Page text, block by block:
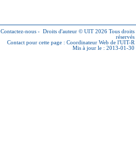
Contactez-nous - Droits d'auteur © UIT 2026 Tous droits
réservés
Contact pour cette page : Coordinateur Web de l'UIT-R
Mis à jour le : 2013-01-30